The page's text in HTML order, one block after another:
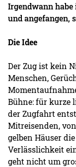
Irgendwann habe
und angefangen,
Die Idee
Der Zug ist kein
Menschen,
Bühne: für kurze
der Zugfahrt
Mitreisenden,
gelben Häuser
Verlässlichkeit
geht nicht um